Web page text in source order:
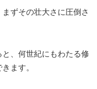
ずその壮大さに圧倒さ
、何世紀にもわたる修
ます。